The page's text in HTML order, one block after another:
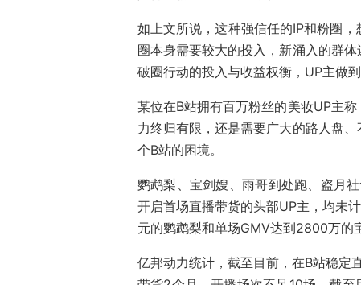
如上文所说，这种强信任的IP和粉圈
圈本身需要较大的投入，新涌入的群
破圈行动的投入与收益权衡，UP主做
某位在B站拥有百万粉丝的美妆UP主
力终归有限，还是需要广大的路人盘
个B站的困境。
鹦鹉梨、宝剑嫂、雨哥到处跑、盗月
开启首场直播带货的头部UP主，均未
元的鹦鹉梨和单场GMV达到2800万的
亿邦动力统计，截至目前，在B站稳定